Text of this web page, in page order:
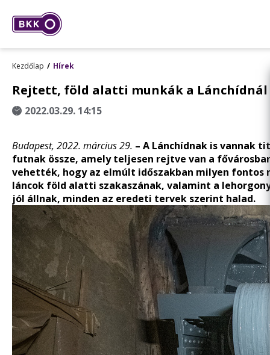
Kezdőlap Hírek
Rejtett, föld alatti munkák a Lánchídnál
2022.03.29. 14:15
Budapest, 2022. március 29. – A Lánchídnak is vannak
futnak össze, amely teljesen rejtve van a
vehették, hogy az elmúlt időszakban milyen
láncok föld alatti szakaszának, valamint a
jól állnak, minden az eredeti tervek szerint halad.